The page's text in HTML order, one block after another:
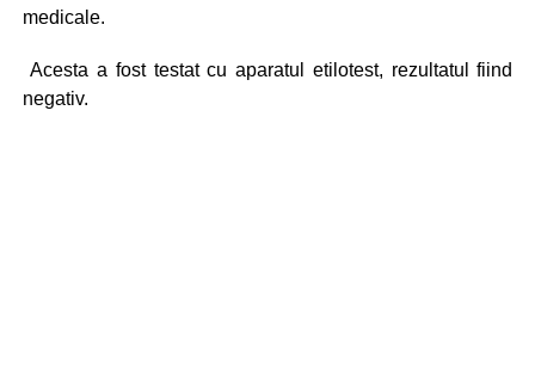
medicale.
Acesta a fost testat cu aparatul etilotest, rezultatul fiind
negativ.